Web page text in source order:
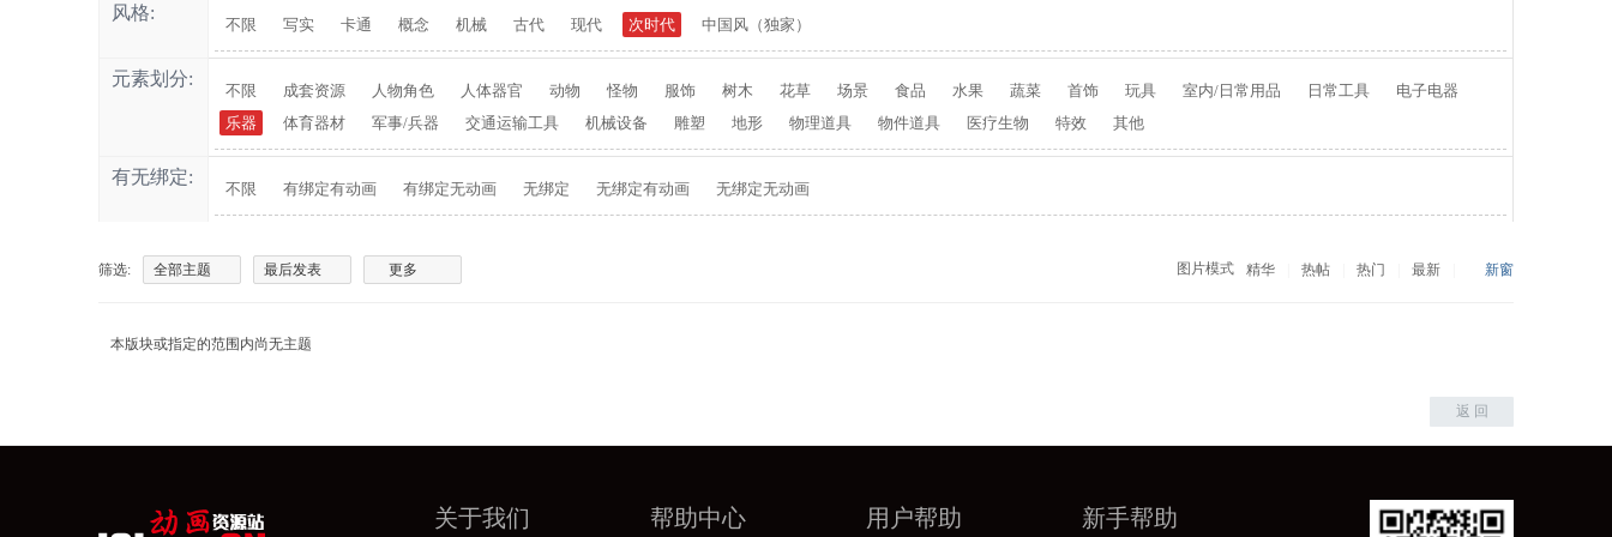
风格:
不限 写实 卡通 概念 机械 古代 现代 次时代 中国风（独家）
元素划分:
不限 成套资源 人物角色 人体器官 动物 怪物 服饰 树木 花草 场景 食品 水果 蔬菜 首饰 玩具 室内/日常用品 日常工具
电子电器
乐器
体育器材 军事/兵器 交通运输工具 机械设备 雕塑 地形 物理道具 物件道具 医疗生物 特效 其他
有无绑定:
不限 有绑定有动画 有绑定无动画 无绑定 无绑定有动画 无绑定无动画
筛选: 全部主题 最后发表 更多 新窗
最新
热门
热帖
精华
图片模式
本版块或指定的范围内尚无主题
返 回
关于我们 帮助中心 用户帮助 新手帮助